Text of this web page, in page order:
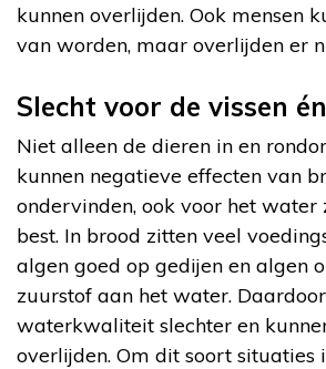
kunnen overlijden. Ook mensen
van worden, maar overlijden er
Slecht voor de vissen
Niet alleen de dieren in en
kunnen negatieve effecten van
ondervinden, ook voor het water
best. In brood zitten veel
algen goed op gedijen en algen
zuurstof aan het water.
waterkwaliteit slechter en
overlijden. Om dit soort situaties